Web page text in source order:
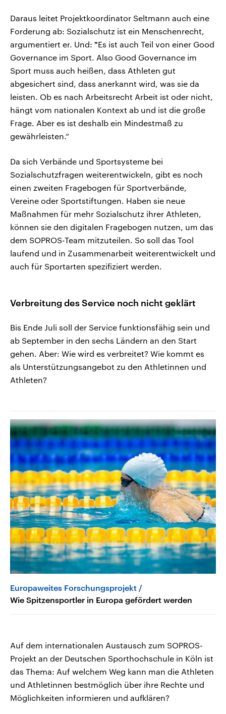
Daraus leitet Projektkoordinator Seltmann auch eine
Forderung ab: Sozialschutz ist ein Menschenrecht,
argumentiert er. Und: "Es ist auch Teil von einer Good
Governance im Sport. Also Good Governance im
Sport muss auch heißen, dass Athleten gut
abgesichert sind, dass anerkannt wird, was sie da
leisten. Ob es nach Arbeitsrecht Arbeit ist oder nicht,
hängt vom nationalen Kontext ab und ist die große
Frage. Aber es ist deshalb ein Mindestmaß zu
gewährleisten.“
Da sich Verbände und Sportsysteme bei
Sozialschutzfragen weiterentwickeln, gibt es noch
einen zweiten Fragebogen für Sportverbände,
Vereine oder Sportstiftungen. Haben sie neue
Maßnahmen für mehr Sozialschutz ihrer Athleten,
können sie den digitalen Fragebogen nutzen, um das
dem SOPROS-Team mitzuteilen. So soll das Tool
laufend und in Zusammenarbeit weiterentwickelt und
auch für Sportarten spezifiziert werden.
Verbreitung des Service noch nicht geklärt
Bis Ende Juli soll der Service funktionsfähig sein und
ab September in den sechs Ländern an den Start
gehen. Aber: Wie wird es verbreitet? Wie kommt es
als Unterstützungsangebot zu den Athletinnen und
Athleten?
Europaweites Forschungsprojekt
Wie Spitzensportler in Europa gefördert werden
Auf dem internationalen Austausch zum SOPROS-
Projekt an der Deutschen Sporthochschule in Köln ist
das Thema: Auf welchem Weg kann man die Athleten
und Athletinnen bestmöglich über ihre Rechte und
Möglichkeiten informieren und aufklären?